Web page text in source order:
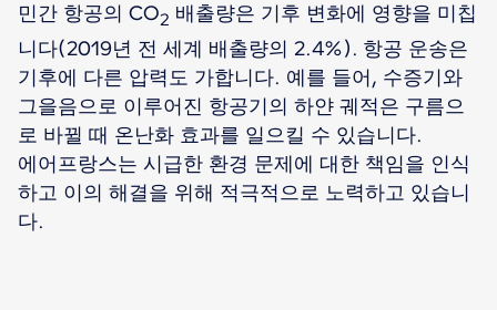
민간 항공의 CO2 배출량은 기후 변화에 영향을 미칩
니다(2019년 전 세계 배출량의 2.4%). 항공 운송은
기후에 다른 압력도 가합니다. 예를 들어, 수증기와
그을음으로 이루어진 항공기의 하얀 궤적은 구름으
로 바뀔 때 온난화 효과를 일으킬 수 있습니다.
에어프랑스는 시급한 환경 문제에 대한 책임을 인식
하고 이의 해결을 위해 적극적으로 노력하고 있습니
다.